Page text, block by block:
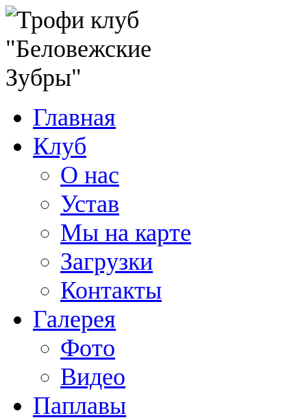
Главная
Клуб
О нас
Устав
Мы на карте
Загрузки
Контакты
Галерея
Фото
Видео
Паплавы